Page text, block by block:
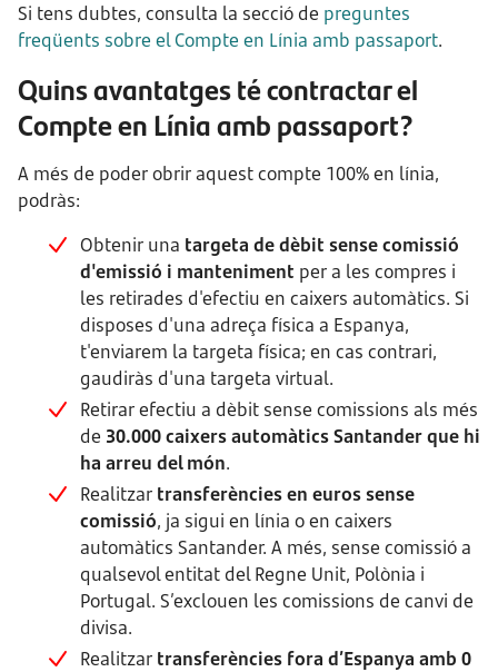
Si tens dubtes, consulta la secció de preguntes
freqüents sobre el Compte en Línia amb passaport.
Quins avantatges té contractar el
Compte en Línia amb passaport?
A més de poder obrir aquest compte 100% en línia,
podràs:
Obtenir una targeta de dèbit sense comissió
d'emissió i manteniment per a les compres i
les retirades d'efectiu en caixers automàtics. Si
disposes d'una adreça física a Espanya,
t'enviarem la targeta física; en cas contrari,
gaudiràs d'una targeta virtual.
Retirar efectiu a dèbit sense comissions als més
de 30.000 caixers automàtics Santander que hi
ha arreu del món.
Realitzar transferències en euros sense
comissió, ja sigui en línia o en caixers
automàtics Santander. A més, sense comissió a
qualsevol entitat del Regne Unit, Polònia i
Portugal. S’exclouen les comissions de canvi de
divisa.
Realitzar transferències fora d’Espanya amb 0